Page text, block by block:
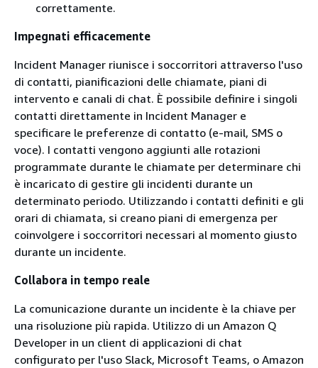
correttamente.
Impegnati efficacemente
Incident Manager riunisce i soccorritori attraverso l'uso
di contatti, pianificazioni delle chiamate, piani di
intervento e canali di chat. È possibile definire i singoli
contatti direttamente in Incident Manager e
specificare le preferenze di contatto (e-mail, SMS o
voce). I contatti vengono aggiunti alle rotazioni
programmate durante le chiamate per determinare chi
è incaricato di gestire gli incidenti durante un
determinato periodo. Utilizzando i contatti definiti e gli
orari di chiamata, si creano piani di emergenza per
coinvolgere i soccorritori necessari al momento giusto
durante un incidente.
Collabora in tempo reale
La comunicazione durante un incidente è la chiave per
una risoluzione più rapida. Utilizzo di un Amazon Q
Developer in un client di applicazioni di chat
configurato per l'uso Slack, Microsoft Teams, o Amazon